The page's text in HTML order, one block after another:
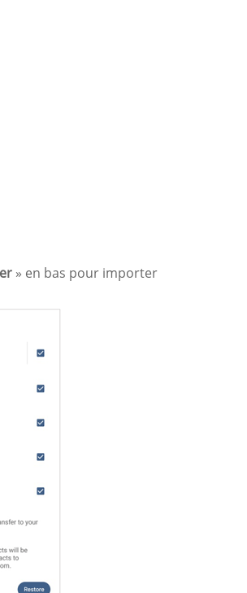
» en bas pour importer